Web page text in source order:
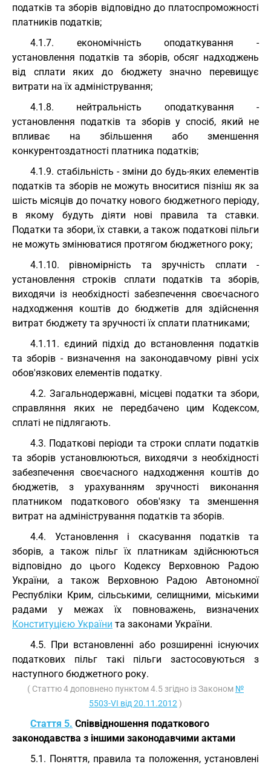
податків та зборів відповідно до платоспроможності
платників податків;
4.1.7. економічність оподаткування -
установлення податків та зборів, обсяг надходжень
від сплати яких до бюджету значно перевищує
витрати на їх адміністрування;
4.1.8. нейтральність оподаткування -
установлення податків та зборів у спосіб, який не
впливає на збільшення або зменшення
конкурентоздатності платника податків;
4.1.9. стабільність - зміни до будь-яких елементів
податків та зборів не можуть вноситися пізніш як за
шість місяців до початку нового бюджетного періоду,
в якому будуть діяти нові правила та ставки.
Податки та збори, їх ставки, а також податкові пільги
не можуть змінюватися протягом бюджетного року;
4.1.10. рівномірність та зручність сплати -
установлення строків сплати податків та зборів,
виходячи із необхідності забезпечення своєчасного
надходження коштів до бюджетів для здійснення
витрат бюджету та зручності їх сплати платниками;
4.1.11. єдиний підхід до встановлення податків
та зборів - визначення на законодавчому рівні усіх
обов'язкових елементів податку.
4.2. Загальнодержавні, місцеві податки та збори,
справляння яких не передбачено цим Кодексом,
сплаті не підлягають.
4.3. Податкові періоди та строки сплати податків
та зборів установлюються, виходячи з необхідності
забезпечення своєчасного надходження коштів до
бюджетів, з урахуванням зручності виконання
платником податкового обов'язку та зменшення
витрат на адміністрування податків та зборів.
4.4. Установлення і скасування податків та
зборів, а також пільг їх платникам здійснюються
відповідно до цього Кодексу Верховною Радою
України, а також Верховною Радою Автономної
Республіки Крим, сільськими, селищними, міськими
радами у межах їх повноважень, визначених
Конституцією України та законами України.
4.5. При встановленні або розширенні існуючих
податкових пільг такі пільги застосовуються з
наступного бюджетного року.
( Статтю 4 доповнено пунктом 4.5 згідно із Законом №
5503-VI від 20.11.2012 )
Стаття 5. Співвідношення податкового
законодавства з іншими законодавчими актами
5.1. Поняття, правила та положення, установлені